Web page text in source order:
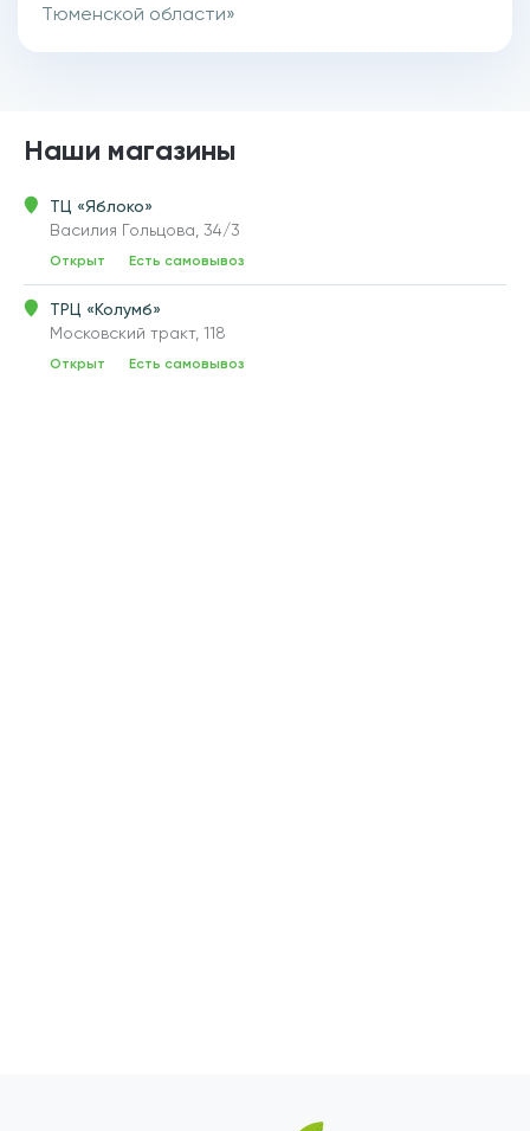
Тюменской области»
Наши магазины
ТЦ «Яблоко»
Василия Гольцова, 34/3
Открыт Есть самовывоз
ТРЦ «Колумб»
Московский тракт, 118
Открыт Есть самовывоз